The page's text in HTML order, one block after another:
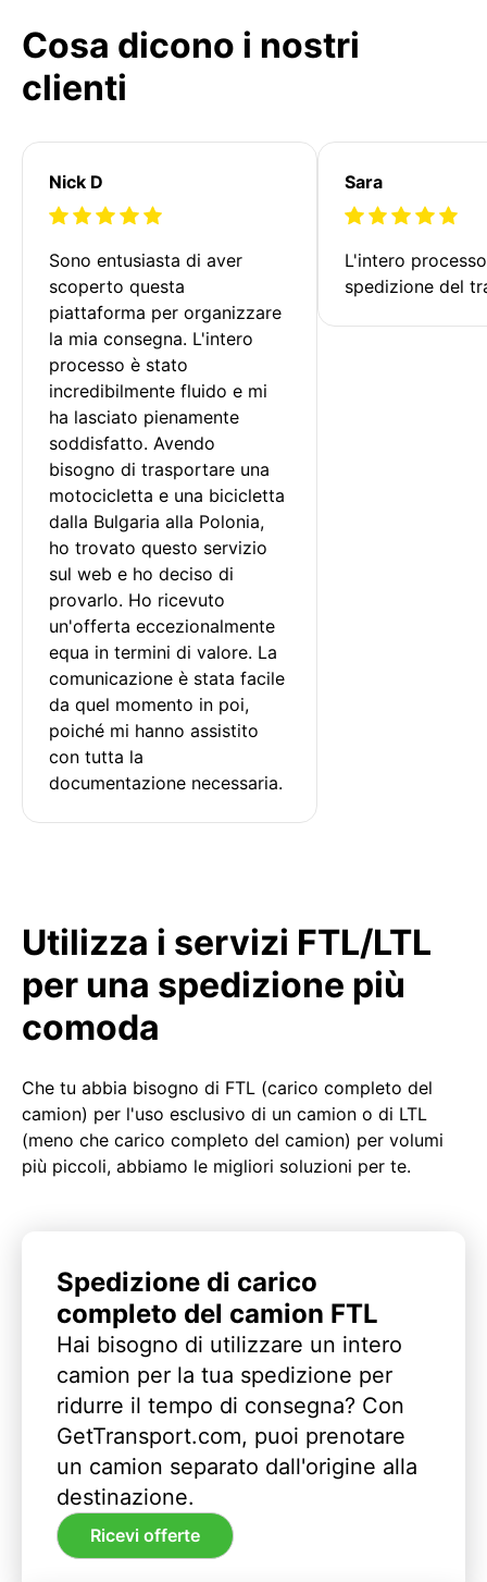
Cosa dicono i nostri
clienti
Nick D
Sono entusiasta di aver
scoperto questa
piattaforma per organizzare
la mia consegna. L'intero
processo è stato
incredibilmente fluido e mi
ha lasciato pienamente
soddisfatto. Avendo
bisogno di trasportare una
motocicletta e una bicicletta
dalla Bulgaria alla Polonia,
ho trovato questo servizio
sul web e ho deciso di
provarlo. Ho ricevuto
un'offerta eccezionalmente
equa in termini di valore. La
comunicazione è stata facile
da quel momento in poi,
poiché mi hanno assistito
con tutta la
documentazione necessaria.
Sara
L'intero
spedizione del
Utilizza i servizi FTL/LTL
per una spedizione più
comoda
Che tu abbia bisogno di FTL (carico completo del
camion) per l'uso esclusivo di un camion o di LTL
(meno che carico completo del camion) per volumi
più piccoli, abbiamo le migliori soluzioni per te.
Spedizione di carico
completo del camion FTL
Hai bisogno di utilizzare un intero
camion per la tua spedizione per
ridurre il tempo di consegna? Con
GetTransport.com, puoi prenotare
un camion separato dall'origine alla
destinazione.
Ricevi offerte